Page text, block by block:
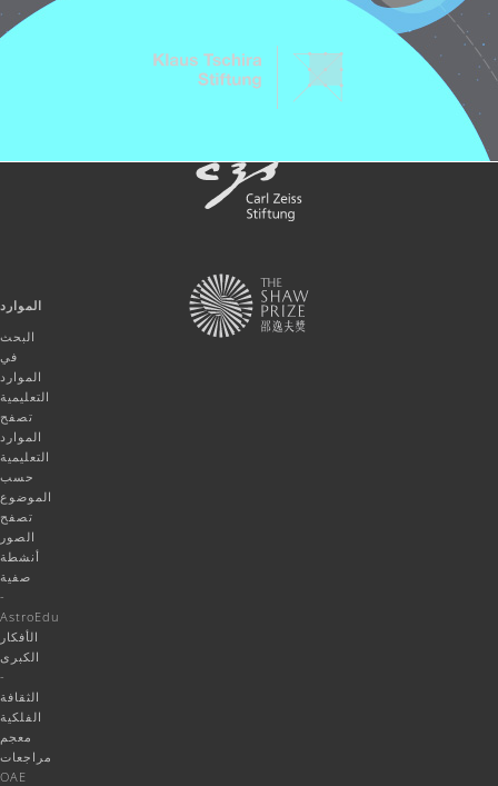
الموارد
البحث
في
الموارد
التعليمية
تصفح
الموارد
التعليمية
حسب
الموضوع
تصفح
الصور
أنشطة
صفية
-
AstroEdu
الأفكار
الكبرى
-
الثقافة
الفلكية
معجم
مراجعات
OAE